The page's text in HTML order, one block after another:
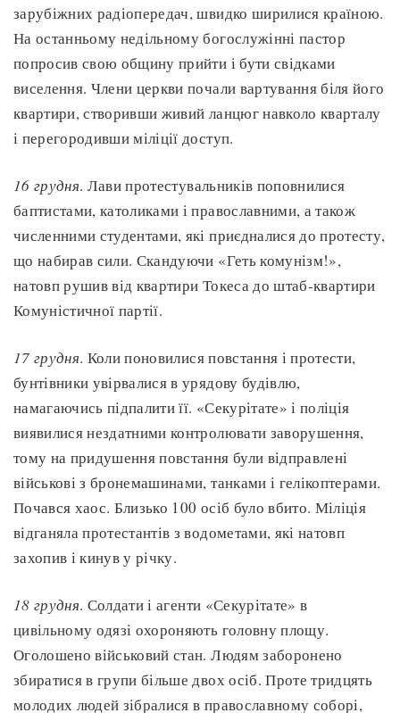
зарубіжних радіопередач, швидко ширилися країною.
На останньому недільному богослужінні пастор
попросив свою общину прийти і бути свідками
виселення. Члени церкви почали вартування біля його
квартири, створивши живий ланцюг навколо кварталу
і перегородивши міліції доступ.
16 грудня. Лави протестувальників поповнилися
баптистами, католиками і православними, а також
численними студентами, які приєдналися до протесту,
що набирав сили. Скандуючи «Геть комунізм!»,
натовп рушив від квартири Токеса до штаб-квартири
Комуністичної партії.
17 грудня. Коли поновилися повстання і протести,
бунтівники увірвалися в урядову будівлю,
намагаючись підпалити її. «Секурітате» і поліція
виявилися нездатними контролювати заворушення,
тому на придушення повстання були відправлені
військові з бронемашинами, танками і гелікоптерами.
Почався хаос. Близько 100 осіб було вбито. Міліція
відганяла протестантів з водометами, які натовп
захопив і кинув у річку.
18 грудня. Солдати і агенти «Секурітате» в
цивільному одязі охороняють головну площу.
Оголошено військовий стан. Людям заборонено
збиратися в групи більше двох осіб. Проте тридцять
молодих людей зібралися в православному соборі,